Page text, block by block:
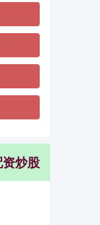
炒股